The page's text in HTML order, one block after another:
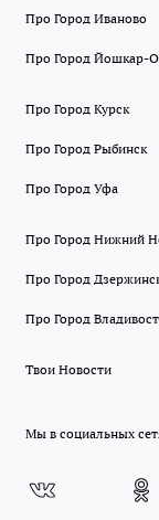
Про Город Иваново
Про Город Йошкар-
Про Город Курск
Про Город Рыбинск
Про Город Уфа
Про Город Нижний
Про Город
Про Город
Твои Новости
Мы в социальных